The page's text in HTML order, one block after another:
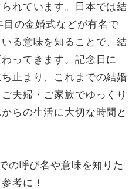
れています。日本では結
の金婚式などが有名で
る意味を知ることで、結
ってきます。記念日に
止まり、これまでの結婚
夫婦・ご家族でゆっくり
らの生活に大切な時間と
の呼び名や意味を知りた
考に！